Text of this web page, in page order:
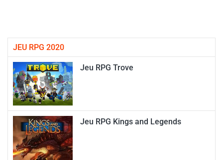
JEU RPG 2020
Jeu RPG Trove
Jeu RPG Kings and Legends